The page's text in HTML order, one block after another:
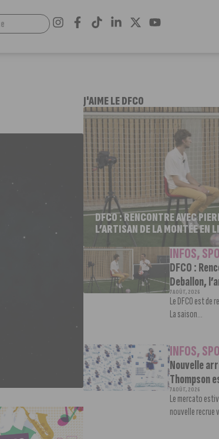
J'AIME LE DFCO
DFCO : RENCONTRE AVEC
L’ARTISAN DE LA MONTÉE EN
INFOS,
DFCO :
Deballon,
7 AOÛT, 2026
Le DFCO est de
La saison...
INFOS,
Nouvelle
Thompson
7 AOÛT, 2026
Le mercato
nouvelle recrue